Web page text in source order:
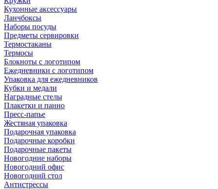
Кухонные аксессуары
Ланчбоксы
Наборы посуды
Предметы сервировки
Термостаканы
Термосы
Блокноты с логотипом
Ежедневники с логотипом
Упаковка для ежедневников
Кубки и медали
Наградные стелы
Плакетки и панно
Пресс-папье
Жестяная упаковка
Подарочная упаковка
Подарочные коробки
Подарочные пакеты
Новогодние наборы
Новогодний офис
Новогодний стол
Антистрессы